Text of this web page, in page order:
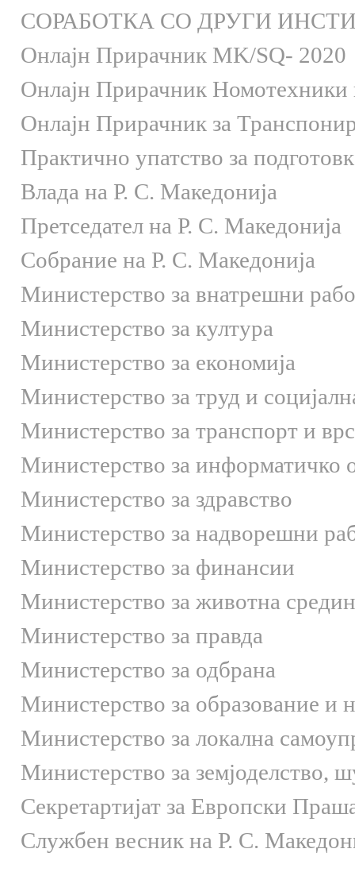
СОРАБОТКА СО ДРУГИ
Онлaјн Прирачник MK/SQ- 2020
Онлаjн Прирачник Номотехники
Онлаjн Прирачник за
Практично упатство за
Влада на Р. С. Македонија
Претседател на Р. С. Македонија
Собрание на Р. С. Македонија
Министерство за внатрешни
Министерство за култура
Министерство за економија
Министерство за труд и
Министерство за транспорт и
Министерство за информатичко
Министерство за здравство
Министерство за надворешни
Министерство за финансии
Министерство за животна
Министерство за правда
Министерство за одбрана
Министерство за образование и
Министерство за локална
Министерство за земјоделство,
Секретартијат за Европски
Службен весник на Р. С.